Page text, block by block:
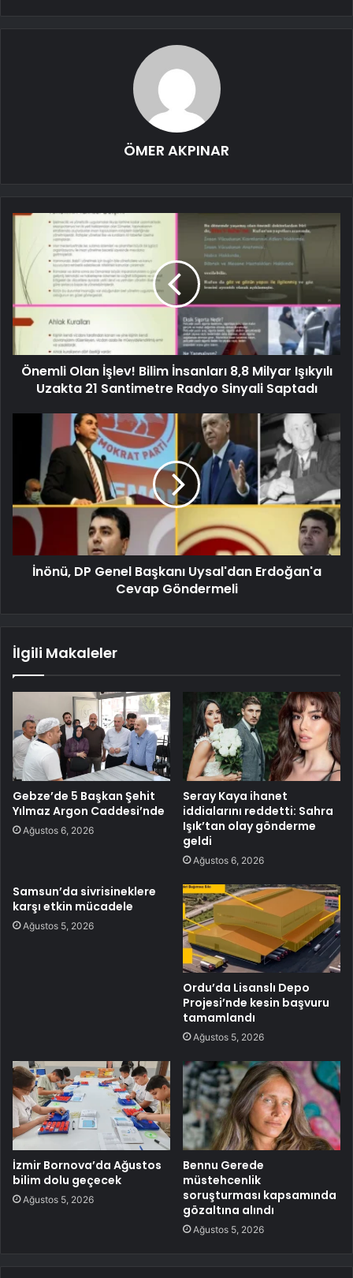
ÖMER AKPINAR
Önemli Olan İşlev! Bilim İnsanları 8,8 Milyar Işıkyılı
Uzakta 21 Santimetre Radyo Sinyali Saptadı
İnönü, DP Genel Başkanı Uysal'dan Erdoğan'a
Cevap Göndermeli
İlgili Makaleler
Gebze’de 5 Başkan Şehit
Yılmaz Argon Caddesi’nde
Ağustos 6, 2026
Seray Kaya ihanet
iddialarını reddetti: Sahra
Işık’tan olay gönderme
geldi
Ağustos 6, 2026
Samsun’da sivrisineklere
karşı etkin mücadele
Ağustos 5, 2026
Ordu’da Lisanslı Depo
Projesi’nde kesin başvuru
tamamlandı
Ağustos 5, 2026
İzmir Bornova’da Ağustos
bilim dolu geçecek
Ağustos 5, 2026
Bennu Gerede
müstehcenlik
soruşturması kapsamında
gözaltına alındı
Ağustos 5, 2026